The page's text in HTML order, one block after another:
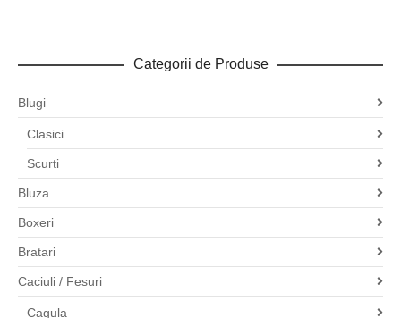
Categorii de Produse
Blugi
Clasici
Scurti
Bluza
Boxeri
Bratari
Caciuli / Fesuri
Cagula